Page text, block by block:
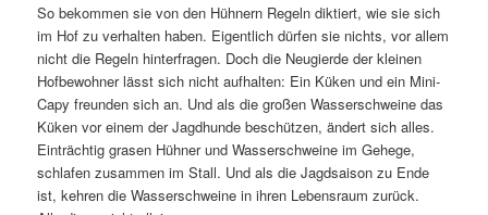
So bekommen sie von den Hühnern Regeln diktiert, wie sie sich
im Hof zu verhalten haben. Eigentlich dürfen sie nichts, vor allem
nicht die Regeln hinterfragen. Doch die Neugierde der kleinen
Hofbewohner lässt sich nicht aufhalten: Ein Küken und ein Mini-
Capy freunden sich an. Und als die großen Wasserschweine das
Küken vor einem der Jagdhunde beschützen, ändert sich alles.
Einträchtig grasen Hühner und Wasserschweine im Gehege,
schlafen zusammen im Stall. Und als die Jagdsaison zu Ende
ist, kehren die Wasserschweine in ihren Lebensraum zurück.